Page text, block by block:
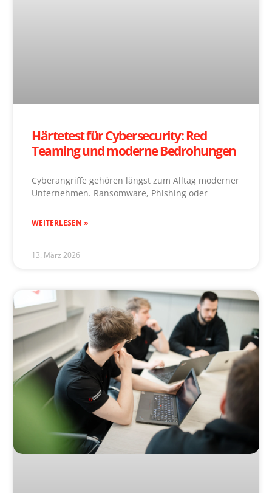
Härtetest für Cybersecurity: Red
Teaming und moderne Bedrohungen
Cyberangriffe gehören längst zum Alltag moderner
Unternehmen. Ransomware, Phishing oder
WEITERLESEN »
13. März 2026